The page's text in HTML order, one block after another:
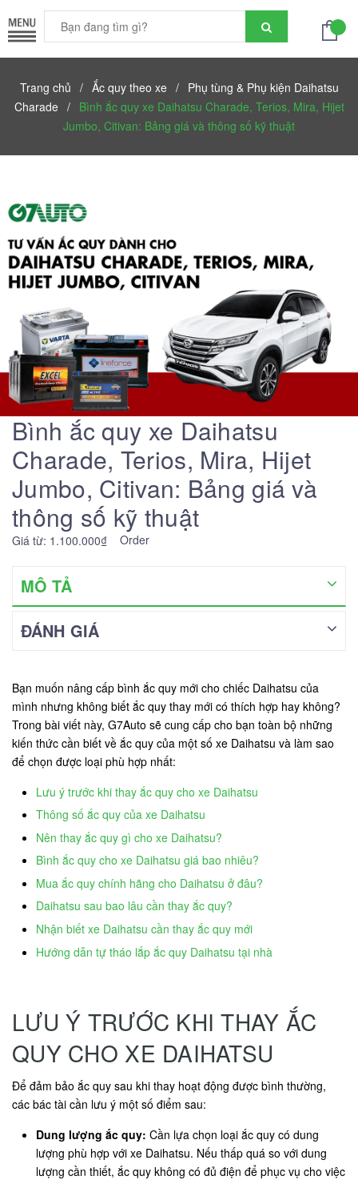
Trang chủ / Ắc quy theo xe / Phụ tùng & Phụ kiện Daihatsu
Charade / Bình ắc quy xe Daihatsu Charade, Terios, Mira, Hijet
Jumbo, Citivan: Bảng giá và thông số kỹ thuật
Bình ắc quy xe Daihatsu
Charade, Terios, Mira, Hijet
Jumbo, Citivan: Bảng giá và
thông số kỹ thuật
Giá từ: 1.100.000₫ Order
MÔ TẢ
ĐÁNH GIÁ
Bạn muốn nâng cấp bình ắc quy mới cho chiếc Daihatsu của
mình nhưng không biết ắc quy thay mới có thích hợp hay không?
Trong bài viết này, G7Auto sẽ cung cấp cho bạn toàn bộ những
kiến thức cần biết về ắc quy của một số xe Daihatsu và làm sao
để chọn được loại phù hợp nhất:
Lưu ý trước khi thay ắc quy cho xe Daihatsu
Thông số ắc quy của xe Daihatsu
Nên thay ắc quy gì cho xe Daihatsu?
Bình ắc quy cho xe Daihatsu giá bao nhiêu?
Mua ắc quy chính hãng cho Daihatsu ở đâu?
Daihatsu sau bao lâu cần thay ắc quy?
Nhận biết xe Daihatsu cần thay ắc quy mới
Hướng dẫn tự tháo lắp ắc quy Daihatsu tại nhà
LƯU Ý TRƯỚC KHI THAY ẮC
QUY CHO XE DAIHATSU
Để đảm bảo ắc quy sau khi thay hoạt động được bình thường,
các bác tài cần lưu ý một số điểm sau:
Dung lượng ắc quy: Cần lựa chọn loại ắc quy có dung
lượng phù hợp với xe Daihatsu. Nếu thấp quá so với dung
lượng cần thiết, ắc quy không có đủ điện để phục vụ cho việc